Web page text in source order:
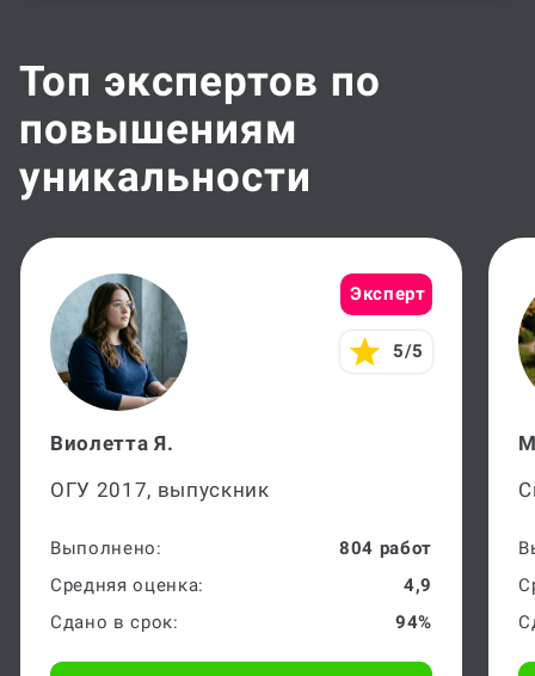
Топ экспертов по
повышениям
уникальности
Эксперт
5/5
Виолетта Я.
ОГУ 2017, выпускник
Выполнено:
804 работ
Средняя оценка:
4,9
Сдано в срок:
94%